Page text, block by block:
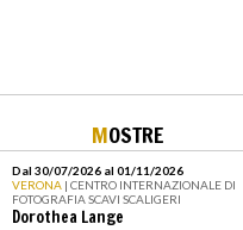
MOSTRE
Dal 30/07/2026 al 01/11/2026
VERONA | CENTRO INTERNAZIONALE DI
FOTOGRAFIA SCAVI SCALIGERI
Dorothea Lange